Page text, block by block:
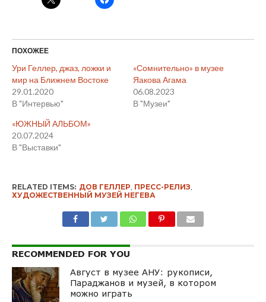
ПОХОЖЕЕ
Ури Геллер, джаз, ложки и
мир на Ближнем Востоке
29.01.2020
В "Интервью"
«Сомнительно» в музее
Яакова Агама
06.08.2023
В "Музеи"
«ЮЖНЫЙ АЛЬБОМ»
20.07.2024
В "Выставки"
RELATED ITEMS: ДОВ ГЕЛЛЕР, ПРЕСС-РЕЛИЗ,
ХУДОЖЕСТВЕННЫЙ МУЗЕЙ НЕГЕВА
RECOMMENDED FOR YOU
Август в музее АНУ: рукописи,
Параджанов и музей, в котором
можно играть